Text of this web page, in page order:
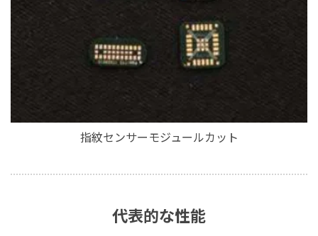
指紋センサーモジュールカット
代表的な性能